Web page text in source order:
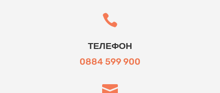

ТЕЛЕФОН
0884 599 900